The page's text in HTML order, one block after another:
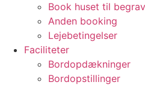
Book huset til
Anden booking
Lejebetingelser
Faciliteter
Bordopdækninger
Bordopstillinger